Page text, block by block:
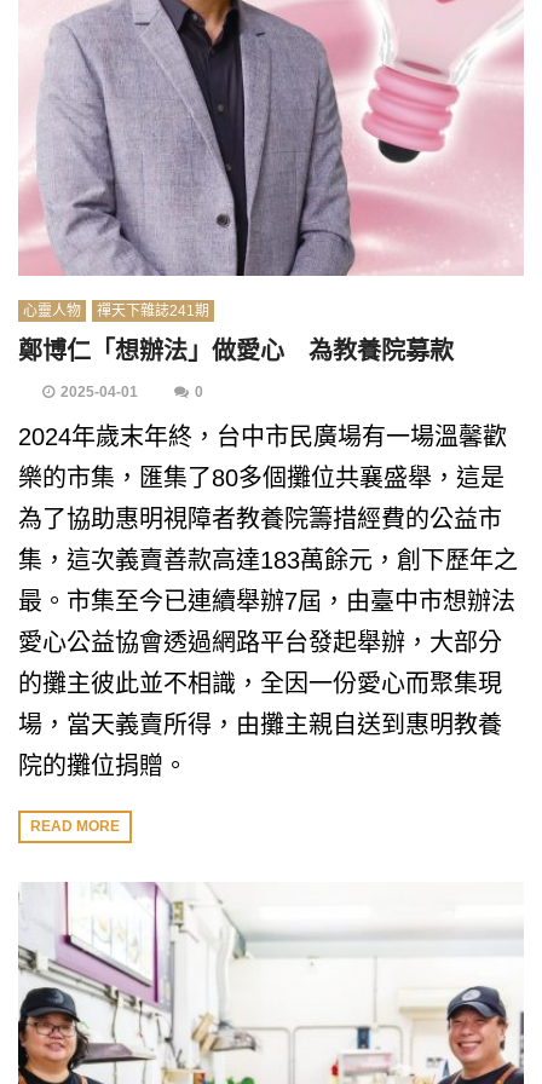
心靈人物 禪天下雜誌241期
鄭博仁「想辦法」做愛心 為教養院募款
2025-04-01 0
2024年歲末年終，台中市民廣場有一場溫馨歡
樂的市集，匯集了80多個攤位共襄盛舉，這是
為了協助惠明視障者教養院籌措經費的公益市
集，這次義賣善款高達183萬餘元，創下歷年之
最。市集至今已連續舉辦7屆，由臺中市想辦法
愛心公益協會透過網路平台發起舉辦，大部分
的攤主彼此並不相識，全因一份愛心而聚集現
場，當天義賣所得，由攤主親自送到惠明教養
院的攤位捐贈。
READ MORE